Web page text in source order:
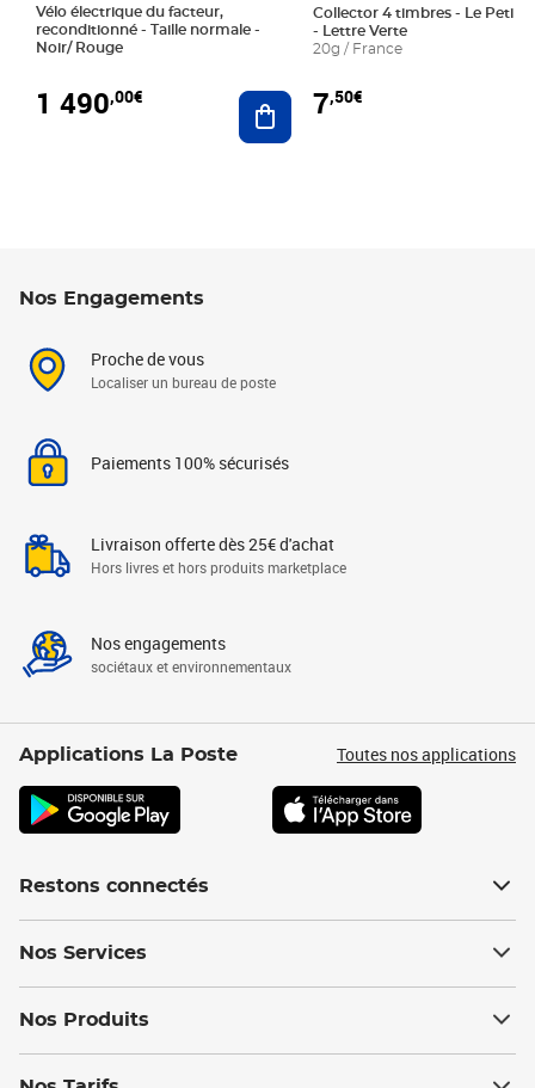
Vélo électrique du facteur,
reconditionné - Taille normale -
Noir/ Rouge
1 490,00€ Ajouter au panier
Collector 4 timbres - Le Petit
- Lettre Verte
20g / France
7,50€
Nos Engagements
Proche de vous
Localiser un bureau de poste
Paiements 100% sécurisés
Livraison offerte dès 25€ d'achat
Hors livres et hors produits marketplace
Nos engagements
sociétaux et environnementaux
Applications La Poste Toutes nos applications
Restons connectés
Nos Services
Nos Produits